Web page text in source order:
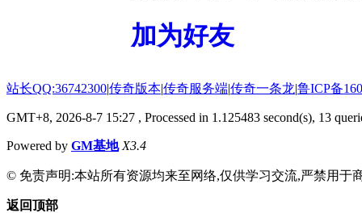
加为好友
站长QQ:36742300|传奇版本|传奇服务端|传奇一条龙|鲁ICP备
GMT+8, 2026-8-7 15:27 , Processed in 1.125483 second(s), 13
Powered by GM基地 X3.4
© 免责声明:本站所有资源均来至网络,仅供学习交流,严禁用于
返回顶部